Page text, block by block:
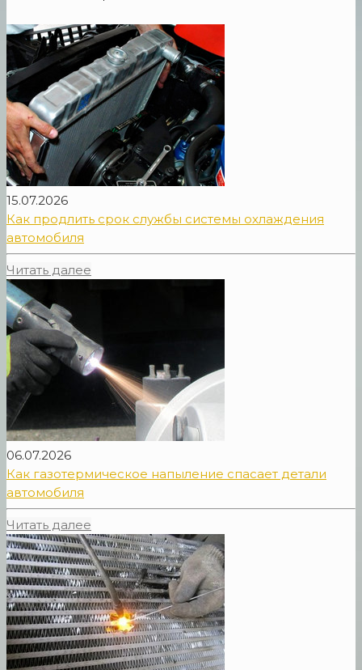
15.07.2026
Как продлить срок службы системы охлаждения
автомобиля
Читать далее
06.07.2026
Как газотермическое напыление спасает детали
автомобиля
Читать далее